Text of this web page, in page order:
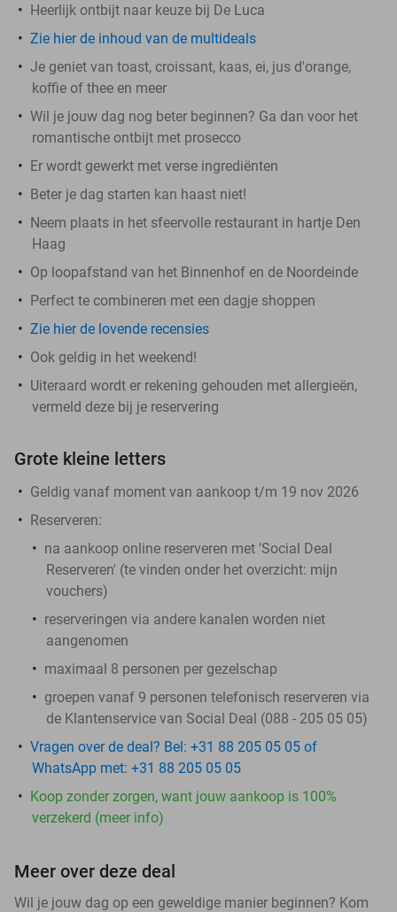
Heerlijk ontbijt naar keuze bij De Luca
Zie hier de inhoud van de multideals
Je geniet van toast, croissant, kaas, ei, jus d'orange,
koffie of thee en meer
Wil je jouw dag nog beter beginnen? Ga dan voor het
romantische ontbijt met prosecco
Er wordt gewerkt met verse ingrediënten
Beter je dag starten kan haast niet!
Neem plaats in het sfeervolle restaurant in hartje Den
Haag
Op loopafstand van het Binnenhof en de Noordeinde
Perfect te combineren met een dagje shoppen
Zie hier de lovende recensies
Ook geldig in het weekend!
Uiteraard wordt er rekening gehouden met allergieën,
vermeld deze bij je reservering
Grote kleine letters
Geldig vanaf moment van aankoop t/m 19 nov 2026
Reserveren:
na aankoop online reserveren met 'Social Deal
Reserveren' (te vinden onder het overzicht: mijn
vouchers)
reserveringen via andere kanalen worden niet
aangenomen
maximaal 8 personen per gezelschap
groepen vanaf 9 personen telefonisch reserveren via
de Klantenservice van Social Deal (088 - 205 05 05)
Vragen over de deal? Bel: +31 88 205 05 05 of
WhatsApp met: +31 88 205 05 05
Koop zonder zorgen, want jouw aankoop is 100%
verzekerd (meer info)
Meer over deze deal
Wil je jouw dag op een geweldige manier beginnen? Kom